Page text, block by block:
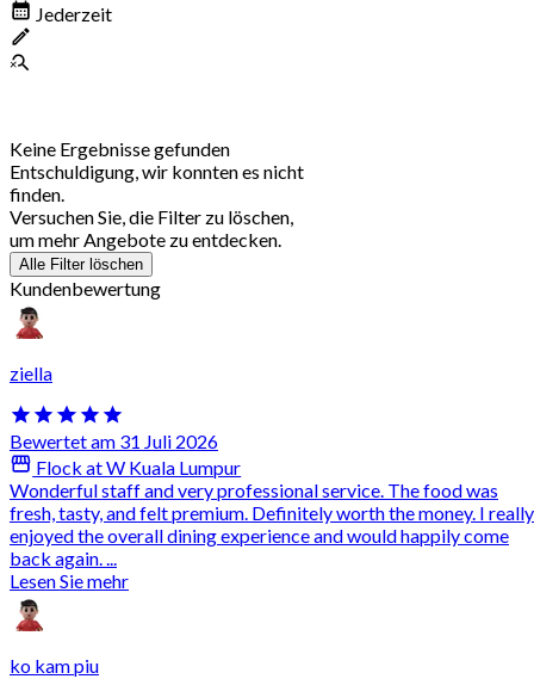
Jederzeit
Keine Ergebnisse gefunden
Entschuldigung, wir konnten es nicht
finden.
Versuchen Sie, die Filter zu löschen,
um mehr Angebote zu entdecken.
Alle Filter löschen
Kundenbewertung
ziella
Bewertet am 31 Juli 2026
Flock at W Kuala Lumpur
Wonderful staff and very professional service. The food was
fresh, tasty, and felt premium. Definitely worth the money. I really
enjoyed the overall dining experience and would happily come
back again. ...
Lesen Sie mehr
ko kam piu